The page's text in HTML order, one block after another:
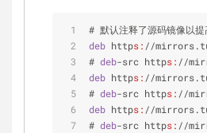
# 默认注释了源码镜像以
deb https: //
# deb-src https: //
deb https: //
# deb-src https: //
deb https: //
# deb-src https: //